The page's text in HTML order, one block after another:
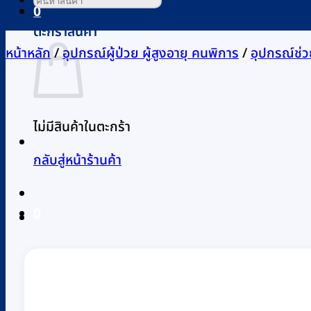
0
ตะกร้าสินค้า
ไม่มีสินค้าในตะกร้า
กลับสู่หน้าร้านค้า
หน้าหลัก/อุปกรณ์ผู้ป่วย ผู้สูงอายุ คนพิการ/อุปกรณ์ช่ว